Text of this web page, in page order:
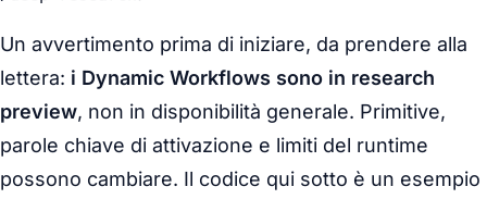
Un avvertimento prima di iniziare, da prendere alla
lettera: i Dynamic Workflows sono in research
preview, non in disponibilità generale. Primitive,
parole chiave di attivazione e limiti del runtime
possono cambiare. Il codice qui sotto è un esempio